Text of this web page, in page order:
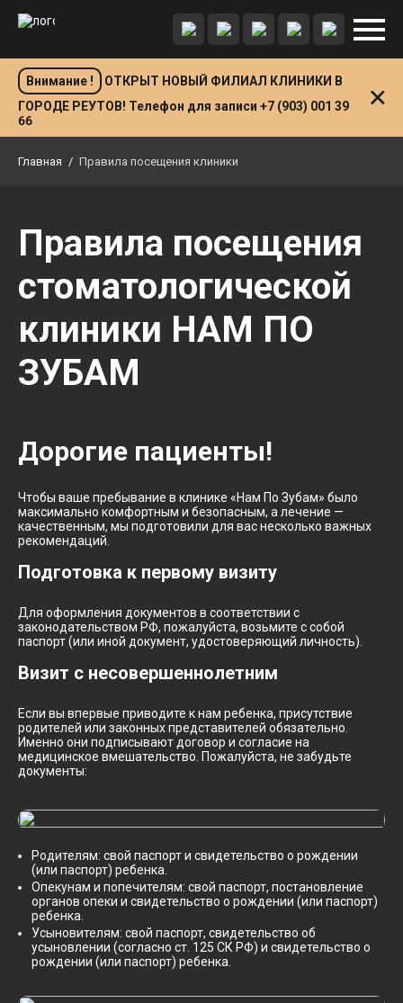
Внимание !
ОТКРЫТ НОВЫЙ ФИЛИАЛ КЛИНИКИ В
ГОРОДЕ РЕУТОВ! Телефон для записи +7 (903) 001 39
66
Главная / Правила посещения клиники
Правила посещения
стоматологической
клиники НАМ ПО
ЗУБАМ
Дорогие пациенты!
Чтобы ваше пребывание в клинике «Нам По Зубам» было
максимально комфортным и безопасным, а лечение —
качественным, мы подготовили для вас несколько важных
рекомендаций.
Подготовка к первому визиту
Для оформления документов в соответствии с
законодательством РФ, пожалуйста, возьмите с собой
паспорт (или иной документ, удостоверяющий личность).
Визит с несовершеннолетним
Если вы впервые приводите к нам ребенка, присутствие
родителей или законных представителей обязательно.
Именно они подписывают договор и согласие на
медицинское вмешательство. Пожалуйста, не забудьте
документы:
Родителям: свой паспорт и свидетельство о рождении
(или паспорт) ребенка.
Опекунам и попечителям: свой паспорт, постановление
органов опеки и свидетельство о рождении (или паспорт)
ребенка.
Усыновителям: свой паспорт, свидетельство об
усыновлении (согласно ст. 125 СК РФ) и свидетельство о
рождении (или паспорт) ребенка.